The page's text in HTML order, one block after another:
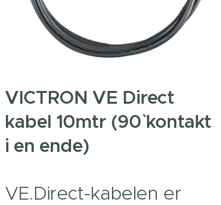
VICTRON VE Direct
kabel 10mtr (90` kontakt
i en ende)
VE.Direct-kabelen er